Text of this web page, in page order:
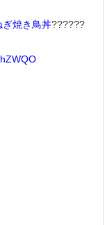
ぎ焼き鳥丼??????